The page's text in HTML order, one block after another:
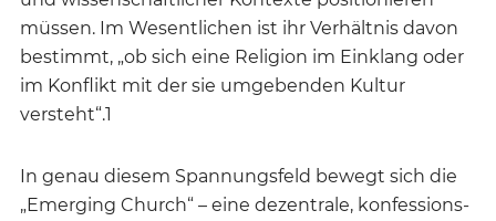
müssen. Im Wesentlichen ist ihr Verhältnis davon
bestimmt, „ob sich eine Religion im Einklang oder
im Konflikt mit der sie umgebenden Kultur
versteht“.1
In genau diesem Spannungsfeld bewegt sich die
„Emerging Church“ – eine dezentrale, konfessions-